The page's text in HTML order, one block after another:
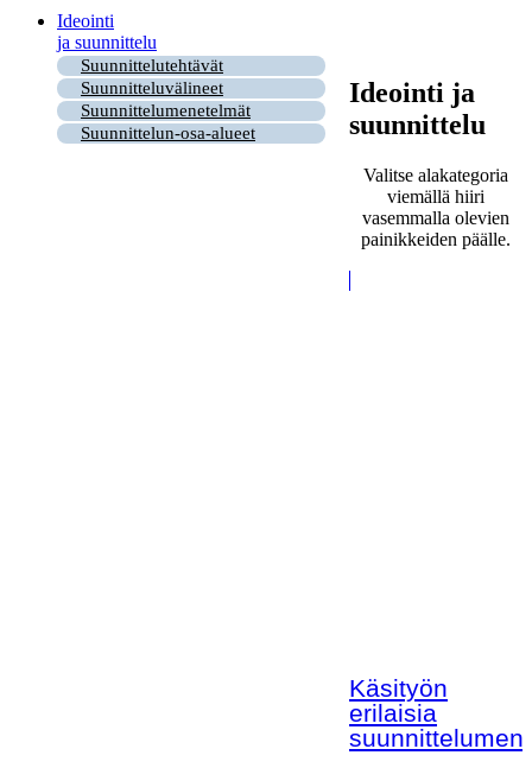
Ideointi
ja suunnittelu
Suunnittelutehtävät
Suunnitteluvälineet
Suunnittelumenetelmät
Suunnittelun-osa-alueet
Ideointi ja
suunnittelu
Valitse alakategoria
viemällä hiiri
vasemmalla olevien
painikkeiden päälle.
Käsityön
erilaisia